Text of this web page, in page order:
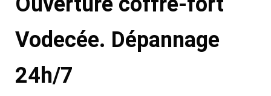
Vodecée. Dépannage
24h/7